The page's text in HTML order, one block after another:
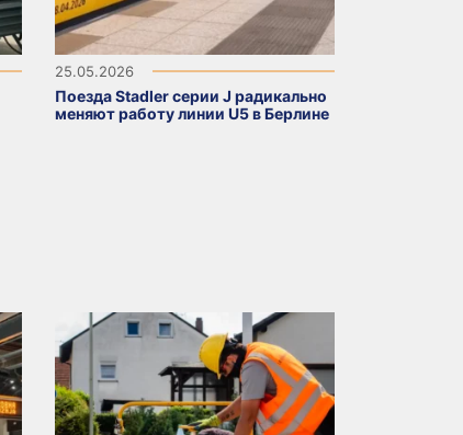
25.05.2026
Поезда Stadler серии J радикально
меняют работу линии U5 в Берлине